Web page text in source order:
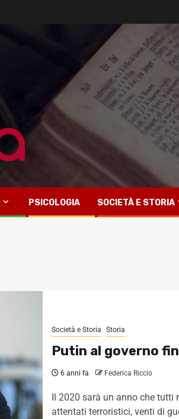
PSICOLOGIA SOCIETÀ E STORIA
Società e Storia Storia
Putin al governo
6 anni fa Federica Riccio
Il 2020 sarà un anno che tutti
attentati terroristici, venti di